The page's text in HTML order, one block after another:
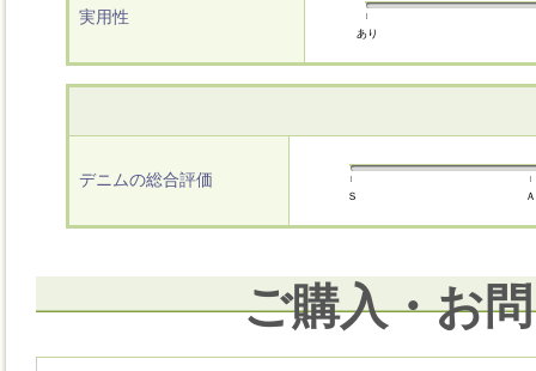
実用性
あり
デニムの総合評価
Ｓ Ａ
ご購入・お